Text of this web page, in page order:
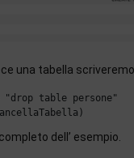
una tabella
"drop table persone"
dell’ esempio.